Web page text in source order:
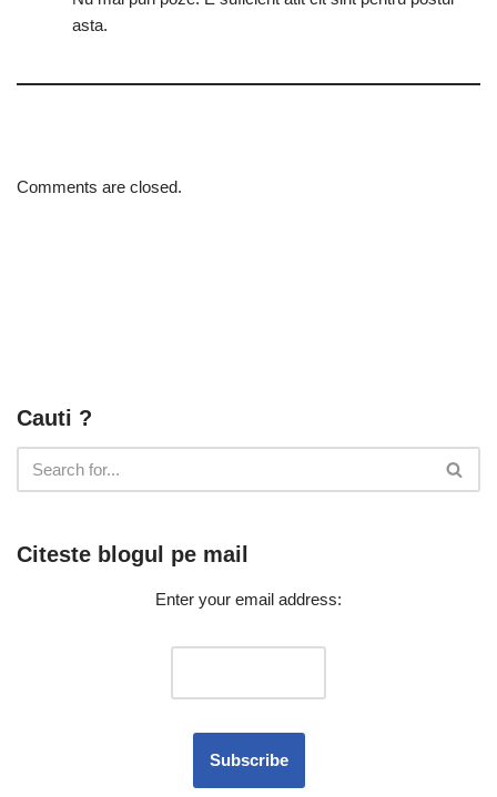
asta.
Comments are closed.
Cauti ?
Citeste blogul pe mail
Enter your email address: